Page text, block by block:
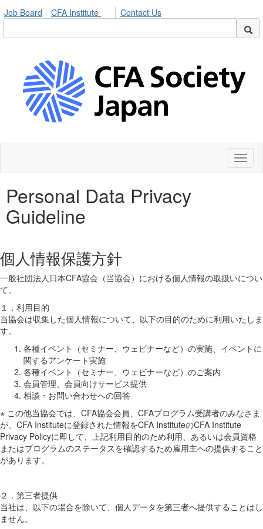
Job Board CFA Institute Contact Us
Personal Data Privacy
Guideline
個人情報保護方針
一般社団法人日本CFA協会（当協会）における個人情報の取扱いについ
て。
１．利用目的
当協会は収集した個人情報について、以下の目的のために利用いたしま
す。
各種イベント（セミナー、ウェビナーなど）の実施、イベントに
関するアンケート実施
各種イベント（セミナー、ウェビナーなど）のご案内
会員管理、会員向けサービス提供
相談・お問い合わせへの回答
※ この他当協会では、CFA協会会員、CFAプログラム受講者のみなさま
が、CFA Instituteに登録された情報をCFA InstituteのCFA Institute
Privacy Policyに即して、上記利用目的のため利用、あるいは会員資格
またはプログラムのステータスを確認するため雇用主への提供すること
があります。
２．第三者提供
当社は、以下の場合を除いて、個人データを第三者へ提供することはし
ません。